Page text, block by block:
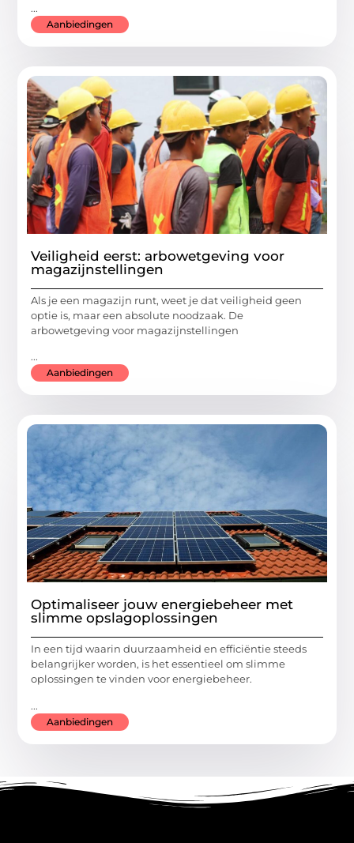
...
Aanbiedingen
Veiligheid eerst: arbowetgeving voor
magazijnstellingen
Als je een magazijn runt, weet je dat veiligheid geen
optie is, maar een absolute noodzaak. De
arbowetgeving voor magazijnstellingen
...
Aanbiedingen
Optimaliseer jouw energiebeheer met
slimme opslagoplossingen
In een tijd waarin duurzaamheid en efficiëntie steeds
belangrijker worden, is het essentieel om slimme
oplossingen te vinden voor energiebeheer.
...
Aanbiedingen